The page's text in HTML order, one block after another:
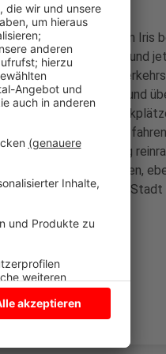
Kiepenkerl-Hörerin Iris
auszuweichen und
Vor dem
und quer parkten und
gekennzeichnete
sollen auf der Straße
weit in den Gehweg
der Schaden in Grenzen,
gelten, dann will die Stadt